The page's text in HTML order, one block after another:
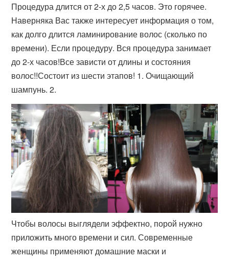
Процедура длится от 2-х до 2,5 часов. Это горячее.
Наверняка Вас также интересует информация о том,
как долго длится ламинирование волос (сколько по
времени). Если процедуру. Вся процедура занимает
до 2-х часов!Все зависти от длины и состояния
волос!!Состоит из шести этапов! 1. Очищающий
шампунь. 2.
Чтобы волосы выглядели эффектно, порой нужно
приложить много времени и сил. Современные
женщины применяют домашние маски и